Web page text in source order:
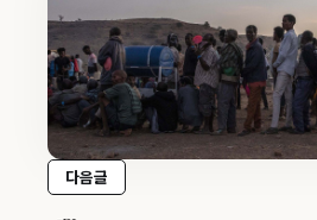
다음글